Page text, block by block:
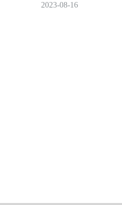
2023-08-16